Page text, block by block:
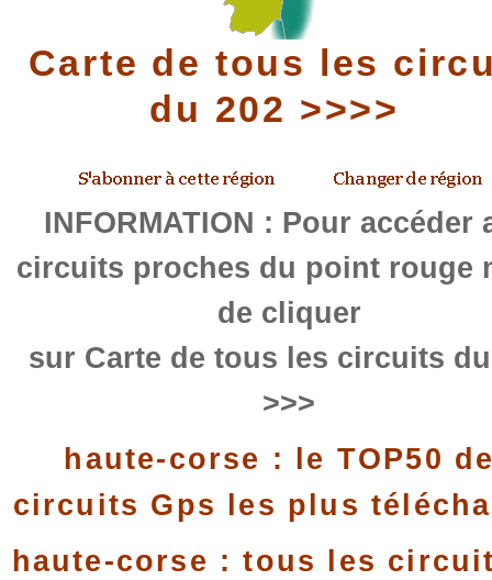
Carte de tous les
du 202 >>>>
INFORMATION : Pour accéder
circuits proches du point rouge
de cliquer
sur Carte de tous les circuits
>>>
haute-corse : le TOP50
circuits Gps les plus
haute-corse : tous les